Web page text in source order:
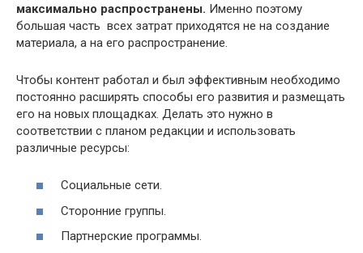
максимально распространены. Именно поэтому
большая часть всех затрат приходятся не на создание
материала, а на его распространение.
Чтобы контент работал и был эффективным необходимо
постоянно расширять способы его развития и размещать
его на новых площадках. Делать это нужно в
соответствии с планом редакции и использовать
различные ресурсы:
Социальные сети.
Сторонние группы.
Партнерские программы.